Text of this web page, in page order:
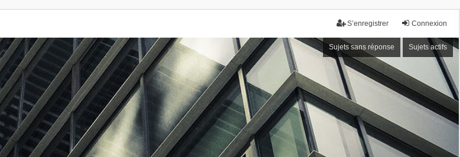
Connexion
S’enregistrer
Sujets sans réponse Sujets actifs